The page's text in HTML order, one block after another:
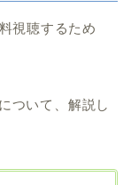
視聴するため
ついて、解説し